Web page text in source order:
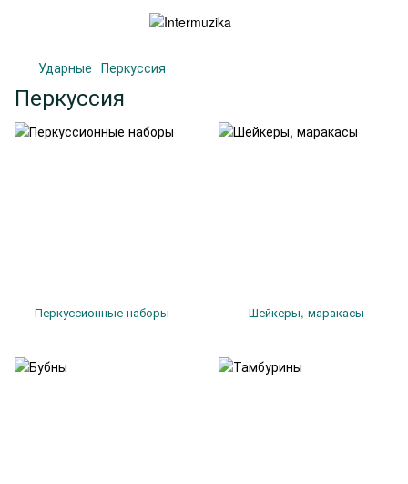
Ударные Перкуссия
Перкуссия
Перкуссионные наборы Шейкеры, маракасы